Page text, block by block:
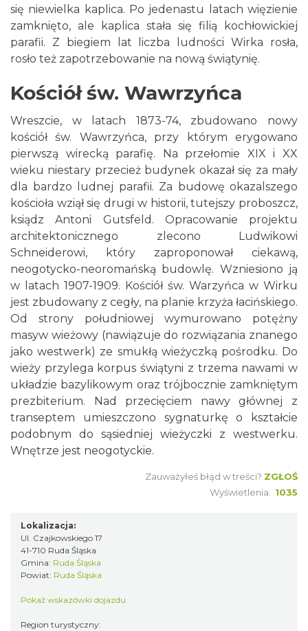
się niewielka kaplica. Po jedenastu latach więzienie
zamknięto, ale kaplica stała się filią kochłowickiej
parafii. Z biegiem lat liczba ludności Wirka rosła,
rosło też zapotrzebowanie na nową świątynię.
Kościół św. Wawrzyńca
Wreszcie, w latach 1873-74, zbudowano nowy
kościół św. Wawrzyńca, przy którym erygowano
pierwszą wirecką parafię. Na przełomie XIX i XX
wieku niestary przecież budynek okazał się za mały
dla bardzo ludnej parafii. Za budowę okazalszego
kościoła wziął się drugi w historii, tutejszy proboszcz,
ksiądz Antoni Gutsfeld. Opracowanie projektu
architektonicznego zlecono Ludwikowi
Schneiderowi, który zaproponował ciekawą,
neogotycko-neoromańską budowlę. Wzniesiono ją
w latach 1907-1909. Kościół św. Warzyńca w Wirku
jest zbudowany z cegły, na planie krzyża łacińskiego.
Od strony południowej wymurowano potężny
masyw wieżowy (nawiązuje do rozwiązania znanego
jako westwerk) ze smukłą wieżyczką pośrodku. Do
wieży przylega korpus świątyni z trzema nawami w
układzie bazylikowym oraz trójbocznie zamkniętym
prezbiterium. Nad przecięciem nawy głównej z
transeptem umieszczono sygnaturkę o kształcie
podobnym do sąsiedniej wieżyczki z westwerku.
Wnętrze jest neogotyckie.
Zauważyłeś błąd w treści? ZGŁOŚ
Wyświetlenia: 1035
Lokalizacja:
Ul. Czajkowskiego 17
41-710 Ruda Śląska
Gmina: Ruda Śląska
Powiat: Ruda Śląska
Pokaż wskazówki dojazdu
Region turystyczny: